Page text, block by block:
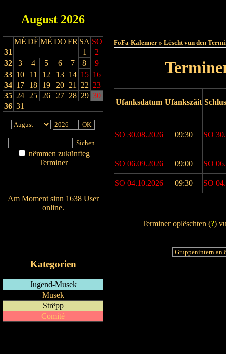
August 2026
MÉ DË MË DO FR SA SO
31
1
2
32
3 4 5 6 7 8
9
33 10 11 12 13 14 15 16
34 17 18 19 20 21 22 23
35 24 25 26 27 28 29 30
36 31
nëmmen zukünfteg
Terminer
Am Moment sinn 1638 User
online.
Kategorien
Jugend-Musek
Musek
Strëpp
Comité
FoFa-Kalenner » Lëscht vun den
Ufanksdatum Ufankszäit
SO 30.08.2026 09:30 SO
SO 06.09.2026 09:00 SO
SO 04.10.2026 09:30 SO
Terminer oplëschten (?)